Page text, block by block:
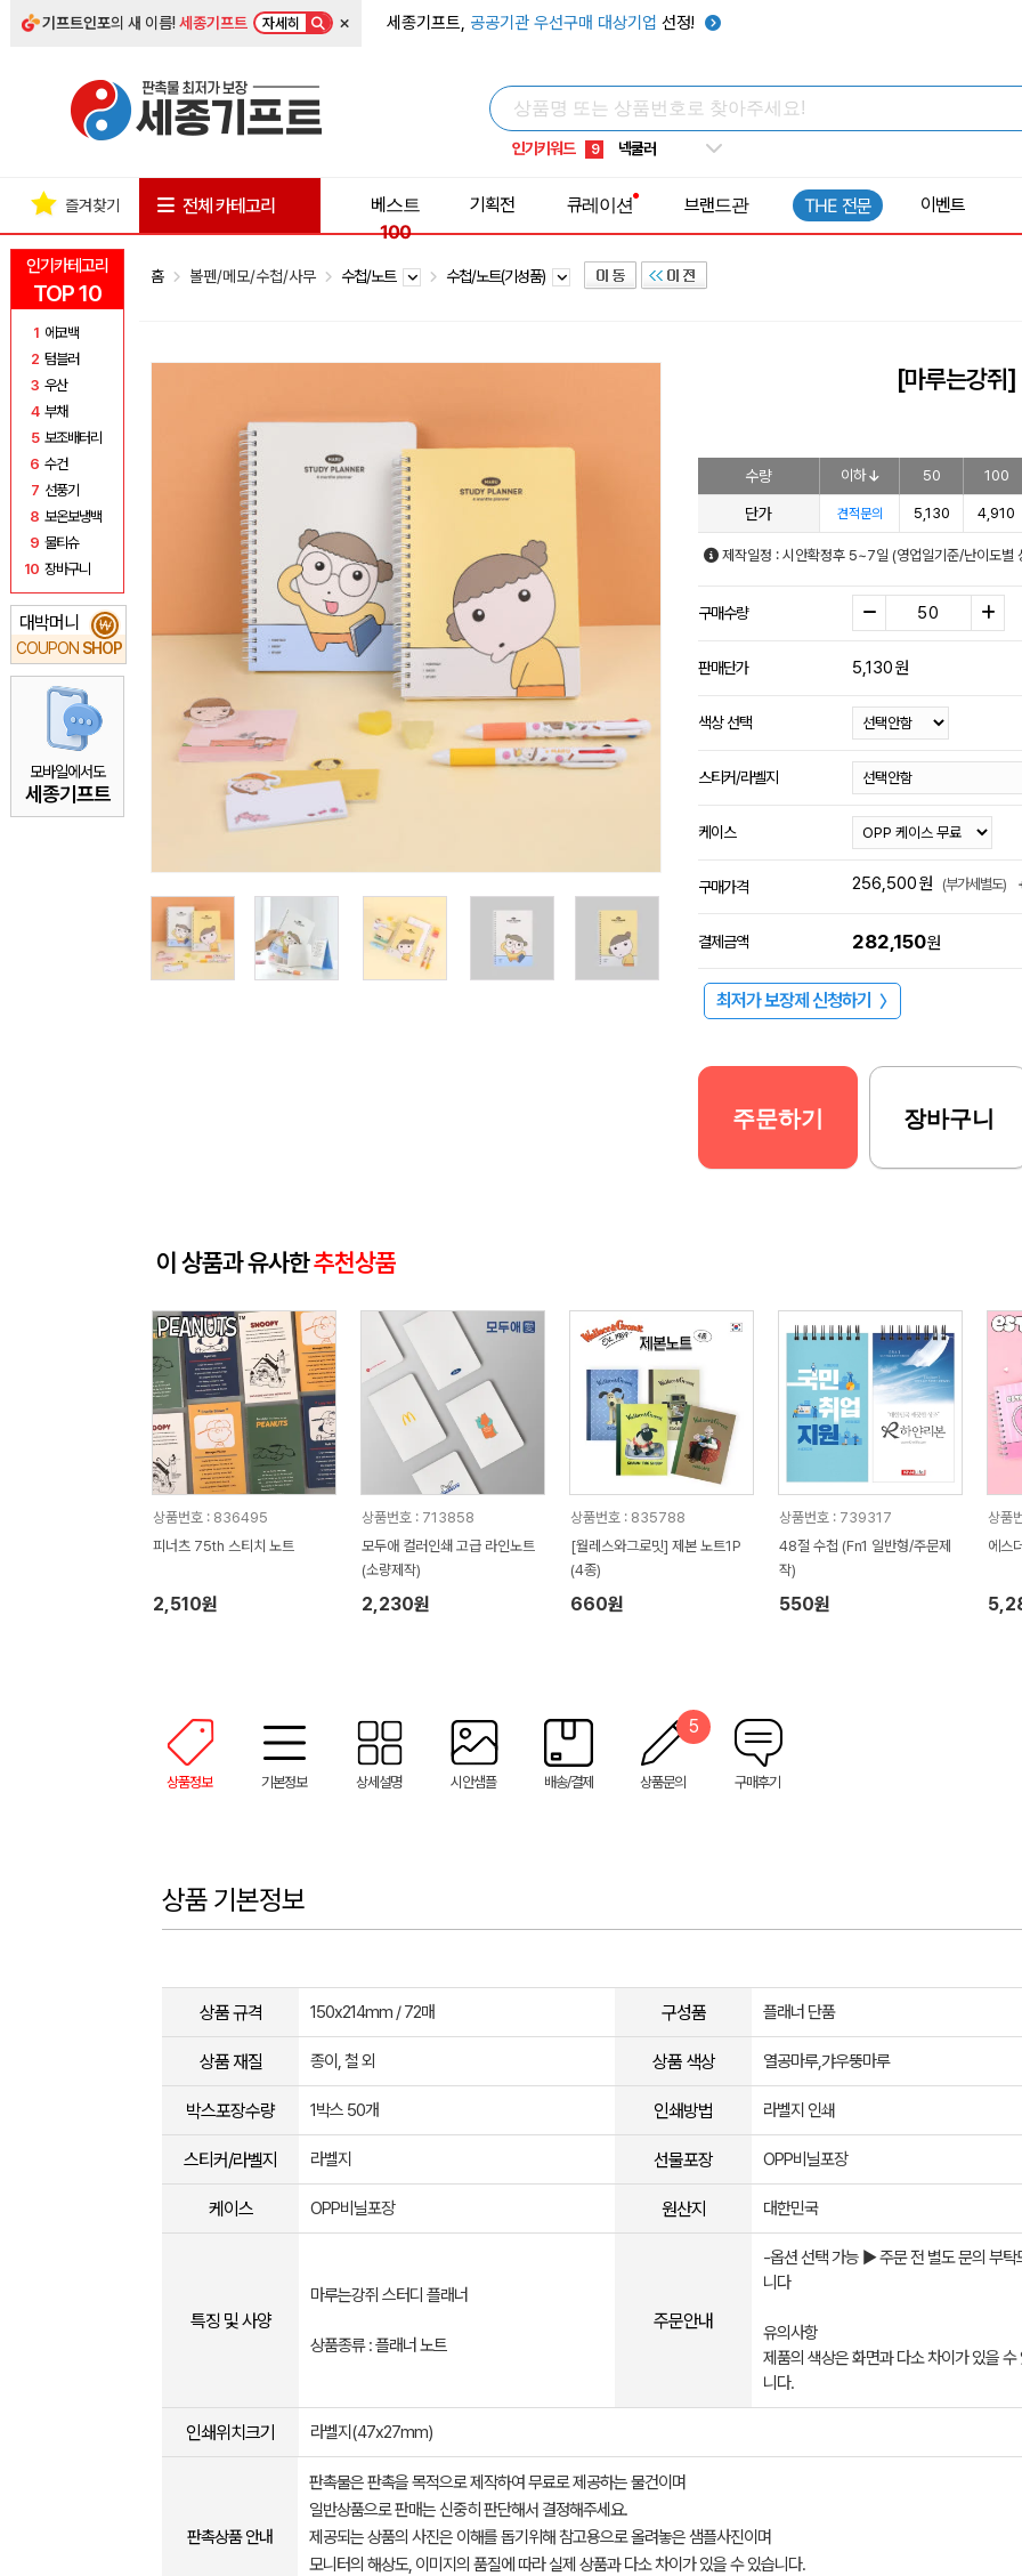
기프트인포의 새 이름!세종기프트 자세히 × 세종기프트, 공공기관 우선구매 대상기업 선정!
인기키워드
5 키캡
8 쿨토시
9 넥쿨러
1 선풍기
인기카테고리
TOP 10
1 에코백
2 텀블러
3 우산
4 부채
5 보조배터리
6 수건
7 선풍기
8 보온보냉백
9 물티슈
10 장바구니
대박머니
COUPON SHOP
₩
모바일에서도
세종기프트
즐겨찾기 전체 카테고리
베스트
100
기획전 큐레이션 브랜드관 THE 전문 이벤트
홈 볼펜/메모/수첩/사무 수첩/노트 수첩/노트(기성품)
[마루는강쥐]
수량 이하 50 100
단가 견적문의 5,130 4,910
제작일정 : 시안확정후 5~7일 (영업일기준/난이도별
구매수량
판매단가 5,130원
색상 선택
스티커/라벨지
케이스
구매가격 256,500원 (부가세별도)
결제금액 282,150원
최저가 보장제 신청하기 〉
주문하기 장바구니
이 상품과 유사한추천상품
상품번호 : 836495
피너츠 75th 스티치 노트
2,510원
상품번호 : 713858
모두애 컬러인쇄 고급 라인노트
(소량제작)
2,230원
상품번호 : 835788
[월레스와그로밋] 제본 노트1P
(4종)
660원
상품번호 : 739317
48절 수첩 (Fn1 일반형/주문제
작)
550원
상품
에스
상품정보 기본정보 상세설명 시안샘플 배송/결제 상품문의
5
구매후기
상품 기본정보
상품 규격 150x214mm / 72매 구성품 플래너 단품
상품 재질 종이, 철 외 상품 색상 열공마루,갸우뚱마루
박스포장수량 1박스 50개 인쇄방법 라벨지 인쇄
스티커/라벨지 라벨지 선물포장 OPP비닐포장
케이스 OPP비닐포장 원산지 대한민국
특징 및 사양
마루는강쥐 스터디 플래너
상품종류 : 플래너 노트
주문안내
-옵션 선택 가능 ▶ 주문 전 별도 문의 부탁
니다
유의사항
제품의 색상은 화면과 다소 차이가 있을 수
니다.
인쇄위치크기 라벨지(47x27mm)
판촉상품 안내
판촉물은 판촉을 목적으로 제작하여 무료로 제공하는 물건이며
일반상품으로 판매는 신중히 판단해서 결정해주세요.
제공되는 상품의 사진은 이해를 돕기위해 참고용으로 올려놓은 샘플사진이며
모니터의 해상도, 이미지의 품질에 따라 실제 상품과 다소 차이가 있을 수 있습니다.